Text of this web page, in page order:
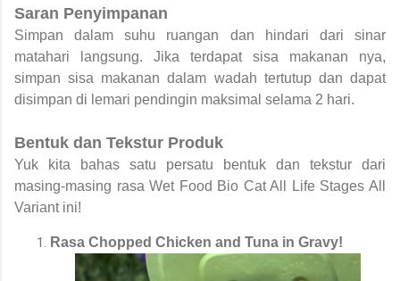
Saran Penyimpanan
Simpan dalam suhu ruangan dan hindari dari sinar
matahari langsung. Jika terdapat sisa makanan nya,
simpan sisa makanan dalam wadah tertutup dan dapat
disimpan di lemari pendingin maksimal selama 2 hari.
Bentuk dan Tekstur Produk
Yuk kita bahas satu persatu bentuk dan tekstur dari
masing-masing rasa Wet Food Bio Cat All Life Stages All
Variant ini!
Rasa Chopped Chicken and Tuna in Gravy!